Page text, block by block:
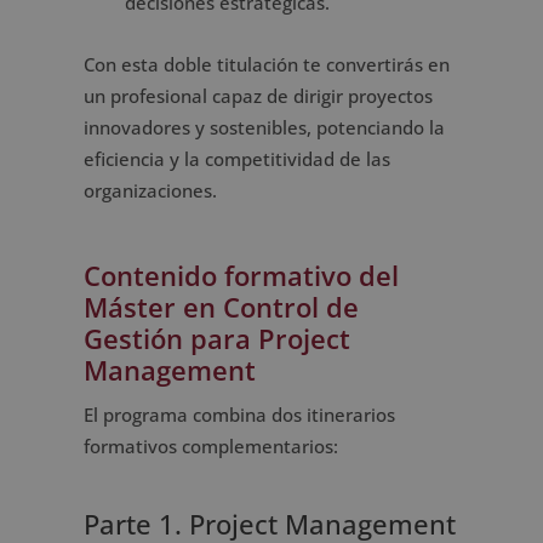
Con esta doble titulación te convertirás en
un profesional capaz de dirigir proyectos
innovadores y sostenibles, potenciando la
eficiencia y la competitividad de las
organizaciones.
Contenido formativo del
Máster en Control de
Gestión para Project
Management
El programa combina dos itinerarios
formativos complementarios:
Parte 1. Project Management